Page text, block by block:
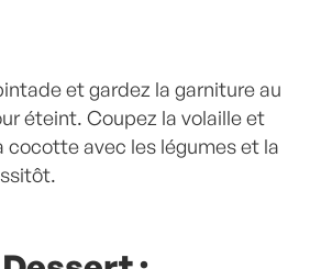
et gardez la garniture au
éteint. Coupez la volaille et
cocotte avec les légumes et la